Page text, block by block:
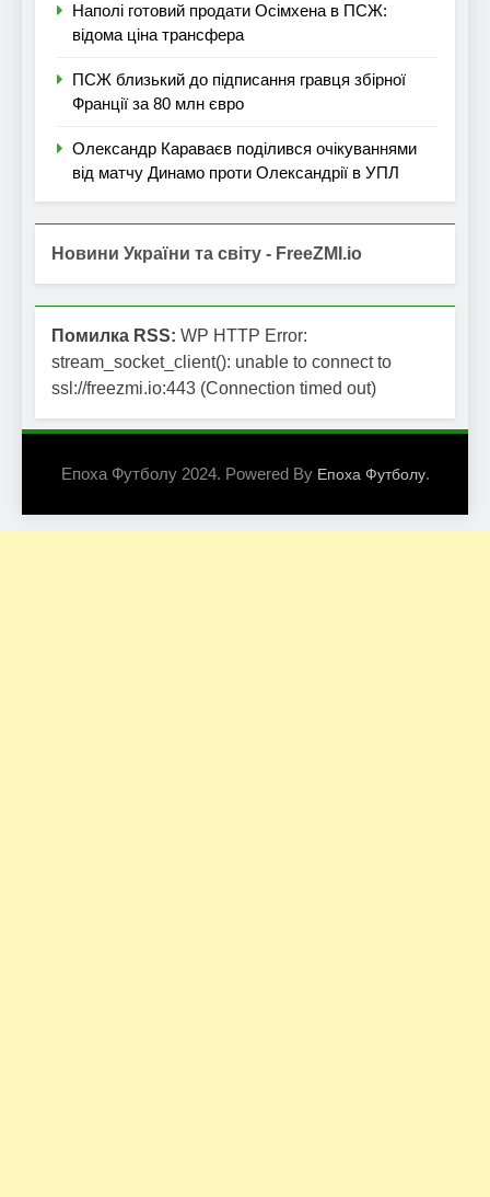
Наполі готовий продати Осімхена в ПСЖ:
відома ціна трансфера
ПСЖ близький до підписання гравця збірної
Франції за 80 млн євро
Олександр Караваєв поділився очікуваннями
від матчу Динамо проти Олександрії в УПЛ
Новини України та світу - FreeZMI.io
Помилка RSS: WP HTTP Error:
stream_socket_client(): unable to connect to
ssl://freezmi.io:443 (Connection timed out)
Епоха Футболу 2024. Powered By Епоха Футболу.